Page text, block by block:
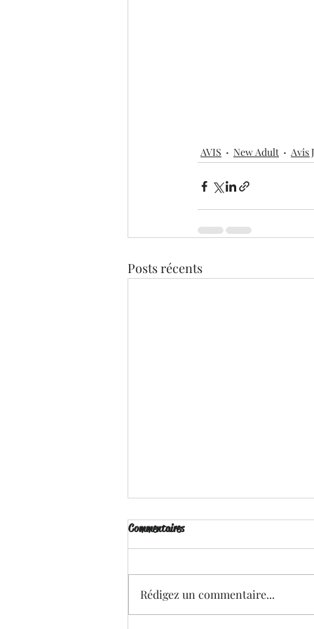
AVIS New Adult Avis
Posts récents
Brille pour Moi - Ena . L
Commentaires
Rédigez un commentaire...